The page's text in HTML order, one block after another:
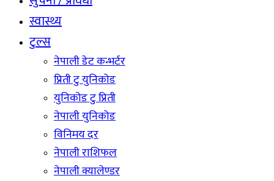
स्वास्थ्य
टुल्स
नेपाली डेट कन्भर्टर
प्रिती टु युनिकोड
युनिकोड टु प्रिती
नेपाली युनिकोड
विनिमय दर
नेपाली राशिफल
नेपाली क्यालेण्डर